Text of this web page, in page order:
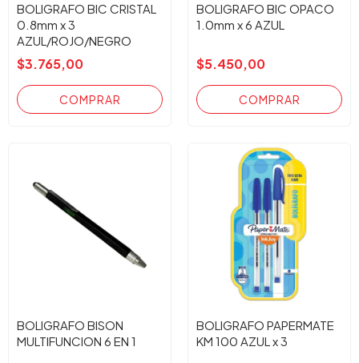
BOLIGRAFO BIC CRISTAL
0.8mm x 3
AZUL/ROJO/NEGRO
$3.765,00
BOLIGRAFO BIC OPACO
1.0mm x 6 AZUL
$5.450,00
BOLIGRAFO BISON
MULTIFUNCION 6 EN 1
BOLIGRAFO PAPERMATE
KM 100 AZUL x 3